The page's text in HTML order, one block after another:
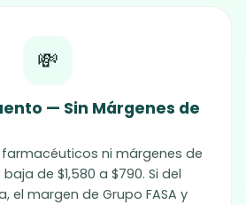
💸
— Sin Márgenes de
farmacéuticos ni márgenes de
de $1,580 a $790. Si del
el margen de Grupo FASA y